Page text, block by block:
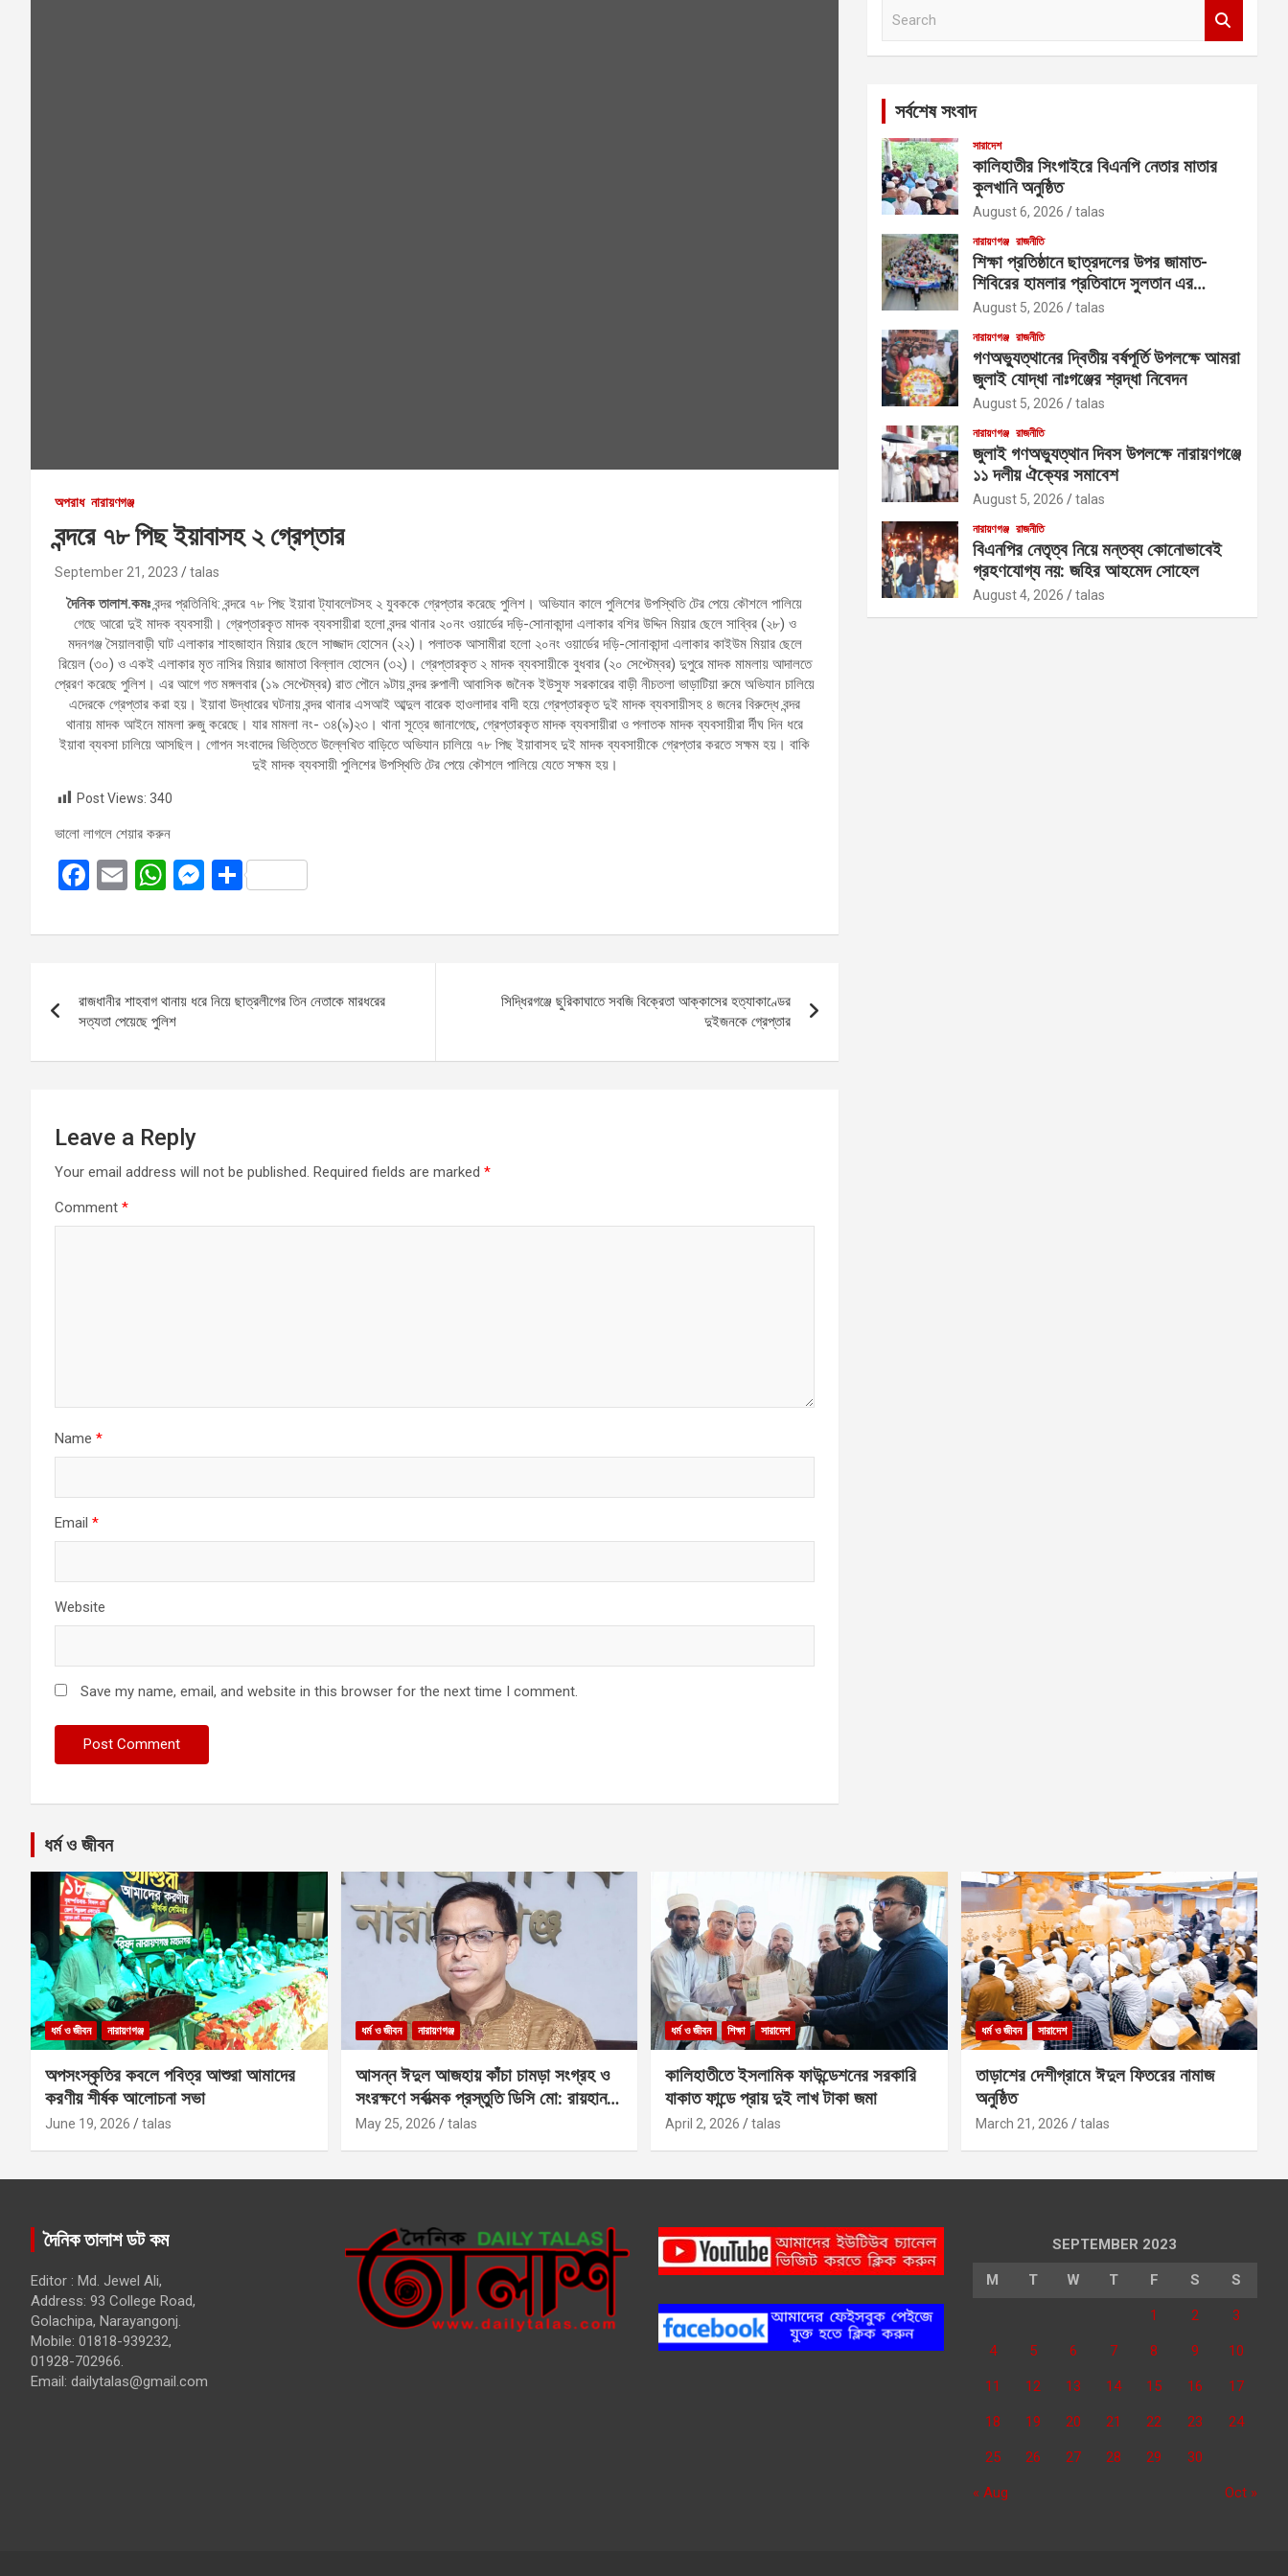
অপরাধ নারায়ণগঞ্জ
বন্দরে ৭৮ পিছ ইয়াবাসহ ২ গ্রেপ্তার
September 21, 2023 talas
দৈনিক তালাশ.কমঃবন্দর প্রতিনিধি: বন্দরে ৭৮ পিছ ইয়াবা ট্যাবলেটসহ ২ যুবককে গ্রেপ্তার করেছে পুলিশ। অভিযান কালে পুলিশের উপস্থিতি টের পেয়ে কৌশলে পালিয়ে
গেছে আরো দুই মাদক ব্যবসায়ী। গ্রেপ্তারকৃত মাদক ব্যবসায়ীরা হলো বন্দর থানার ২০নং ওয়ার্ডের দড়ি-সোনাকান্দা এলাকার বশির উদ্দিন মিয়ার ছেলে সাব্বির (২৮) ও
মদনগঞ্জ সৈয়ালবাড়ী ঘাট এলাকার শাহজাহান মিয়ার ছেলে সাজ্জাদ হোসেন (২২)। পলাতক আসামীরা হলো ২০নং ওয়ার্ডের দড়ি-সোনাকান্দা এলাকার কাইউম মিয়ার ছেলে
রিয়েল (৩০) ও একই এলাকার মৃত নাসির মিয়ার জামাতা বিল্লাল হোসেন (৩২)। গ্রেপ্তারকৃত ২ মাদক ব্যবসায়ীকে বুধবার (২০ সেপ্টেম্বর) দুপুরে মাদক মামলায় আদালতে
প্রেরণ করেছে পুলিশ। এর আগে গত মঙ্গলবার (১৯ সেপ্টেম্বর) রাত পৌনে ৯টায় বন্দর রুপালী আবাসিক জনৈক ইউসুফ সরকারের বাড়ী নীচতলা ভাড়াটিয়া রুমে অভিযান চালিয়ে
এদেরকে গ্রেপ্তার করা হয়। ইয়াবা উদ্ধারের ঘটনায় বন্দর থানার এসআই আব্দুল বারেক হাওলাদার বাদী হয়ে গ্রেপ্তারকৃত দুই মাদক ব্যবসায়ীসহ ৪ জনের বিরুদ্ধে বন্দর
থানায় মাদক আইনে মামলা রুজু করেছে। যার মামলা নং- ৩৪(৯)২৩। থানা সূত্রে জানাগেছে, গ্রেপ্তারকৃত মাদক ব্যবসায়ীরা ও পলাতক মাদক ব্যবসায়ীরা র্দীঘ দিন ধরে
ইয়াবা ব্যবসা চালিয়ে আসছিল। গোপন সংবাদের ভিত্তিতে উল্লেখিত বাড়িতে অভিযান চালিয়ে ৭৮ পিছ ইয়াবাসহ দুই মাদক ব্যবসায়ীকে গ্রেপ্তার করতে সক্ষম হয়। বাকি
দুই মাদক ব্যবসায়ী পুলিশের উপস্থিতি টের পেয়ে কৌশলে পালিয়ে যেতে সক্ষম হয়।
Post Views: 340
ভালো লাগলে শেয়ার করুন
F
ce
o
o
k
E
ail
W
at
A
p
p
M
se
g
S
ar
navigation
রাজধানীর শাহবাগ থানায় ধরে নিয়ে ছাত্রলীগের তিন নেতাকে মারধরের
সত্যতা পেয়েছে পুলিশ
সিদ্ধিরগঞ্জে ছুরিকাঘাতে সবজি বিক্রেতা আক্কাসের হত্যাকাণ্ডের
দুইজনকে গ্রেপ্তার
Leave a Reply
Your email address will not be published. Required fields are marked *
Comment *
Name *
Email *
Website
Save my name, email, and website in this browser for the next time I comment.
সর্বশেষ সংবাদ
সারাদেশ
কালিহাতীর সিংগাইরে বিএনপি নেতার মাতার
কুলখানি অনুষ্ঠিত
August 6, 2026 talas
নারায়ণগঞ্জ রাজনীতি
শিক্ষা প্রতিষ্ঠানে ছাত্রদলের উপর জামাত-
শিবিরের হামলার প্রতিবাদে সুলতান এর
নেতৃত্বে বিক্ষোভ
August 5, 2026 talas
নারায়ণগঞ্জ রাজনীতি
গণঅভ্যুত্থানের দ্বিতীয় বর্ষপূর্তি উপলক্ষে আমরা
জুলাই যোদ্ধা নাঃগঞ্জের শ্রদ্ধা নিবেদন
August 5, 2026 talas
নারায়ণগঞ্জ রাজনীতি
জুলাই গণঅভ্যুত্থান দিবস উপলক্ষে নারায়ণগঞ্জে
১১ দলীয় ঐক্যের সমাবেশ
August 5, 2026 talas
নারায়ণগঞ্জ রাজনীতি
বিএনপির নেতৃত্ব নিয়ে মন্তব্য কোনোভাবেই
গ্রহণযোগ্য নয়: জহির আহমেদ সোহেল
August 4, 2026 talas
ধর্ম ও জীবন
ধর্ম ও জীবন নারায়ণগঞ্জ
অপসংস্কৃতির কবলে পবিত্র আশুরা আমাদের
করণীয় শীর্ষক আলোচনা সভা
June 19, 2026 talas
ধর্ম ও জীবন নারায়ণগঞ্জ
আসন্ন ঈদুল আজহায় কাঁচা চামড়া সংগ্রহ ও
সংরক্ষণে সর্বাত্মক প্রস্তুতি ডিসি মো: রায়হান
কবির
May 25, 2026 talas
ধর্ম ও জীবন শিক্ষা সারাদেশ
কালিহাতীতে ইসলামিক ফাউন্ডেশনের সরকারি
যাকাত ফান্ডে প্রায় দুই লাখ টাকা জমা
April 2, 2026 talas
ধর্ম ও জীবন সারাদেশ
তাড়াশের দেশীগ্রামে ঈদুল ফিতরের নামাজ
অনুষ্ঠিত
March 21, 2026 talas
দৈনিক তালাশ ডট কম
Editor : Md. Jewel Ali,
Address: 93 College Road,
Golachipa, Narayangonj.
Mobile: 01818-939232,
01928-702966.
Email: dailytalas@gmail.com
SEPTEMBER 2023
M T W T F S S
1 2 3
4 5 6 7 8 9 10
11 12 13 14 15 16 17
18 19 20 21 22 23 24
25 26 27 28 29 30
« Aug Oct »